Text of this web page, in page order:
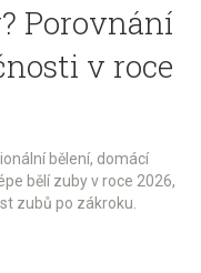
Porovnání
v roce
bělení, domácí
bělí zuby v roce 2026,
zubů po zákroku.